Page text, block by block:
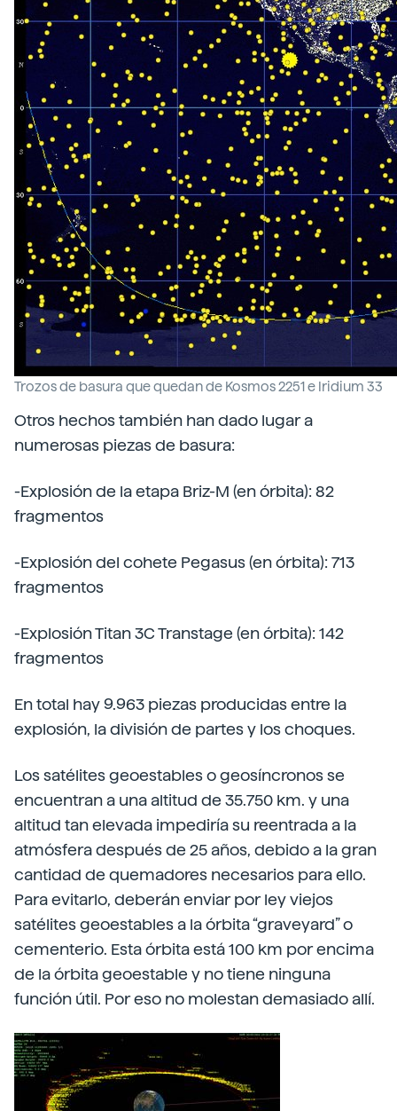
Trozos de basura que quedan de Kosmos 2251 e Iridium 33
Otros hechos también han dado lugar a
numerosas piezas de basura:
-Explosión de la etapa Briz-M (en órbita): 82
fragmentos
-Explosión del cohete Pegasus (en órbita): 713
fragmentos
-Explosión Titan 3C Transtage (en órbita): 142
fragmentos
En total hay 9.963 piezas producidas entre la
explosión, la división de partes y los choques.
Los satélites geoestables o geosíncronos se
encuentran a una altitud de 35.750 km. y una
altitud tan elevada impediría su reentrada a la
atmósfera después de 25 años, debido a la gran
cantidad de quemadores necesarios para ello.
Para evitarlo, deberán enviar por ley viejos
satélites geoestables a la órbita “graveyard” o
cementerio. Esta órbita está 100 km por encima
de la órbita geoestable y no tiene ninguna
función útil. Por eso no molestan demasiado allí.